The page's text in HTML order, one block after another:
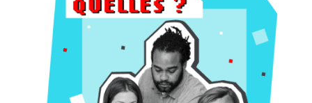
Compétences et le RNCP (Répertoire National des
Certifications Professionnelles), qui recense les titres et
certifications professionnelles assurant une expertise
dans les métiers (du digital, entre autres secteurs).
Se former aux métiers du digital dans une école